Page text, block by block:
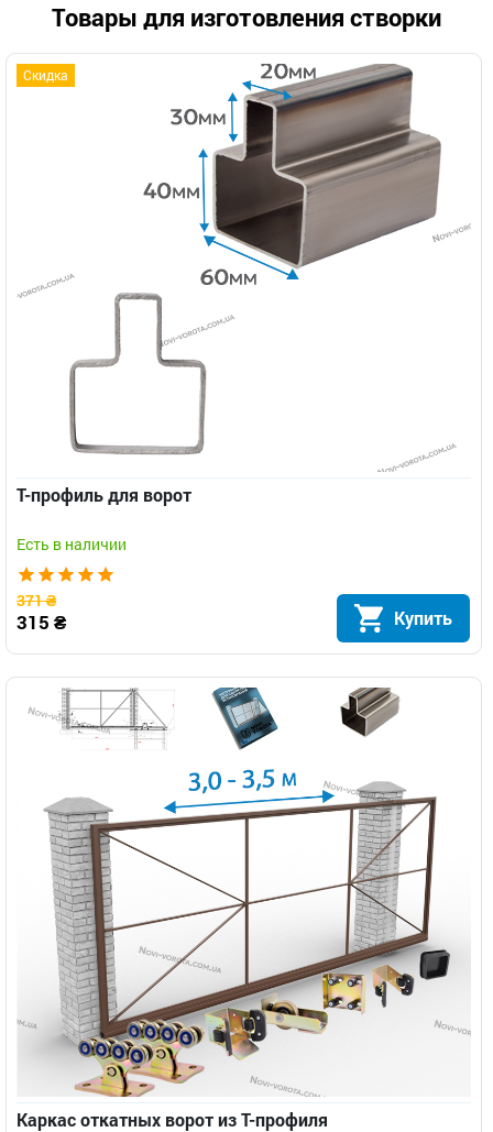
Товары для изготовления створки
Скидка
Т-профиль для ворот
Есть в наличии
371 ₴
315 ₴ Купить
Каркас откатных ворот из Т-профиля